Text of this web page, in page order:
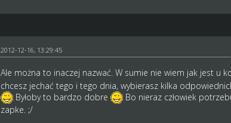
2012-12-16, 13:29:45
Ale można to inaczej nazwać. W sumie nie wiem jak jest u
chcesz jechać tego i tego dnia, wybierasz kilka
Byłoby to bardzo dobre
Bo nieraz człowiek
zapke. ;/